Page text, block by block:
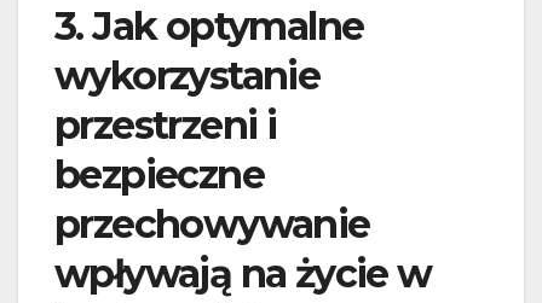
3. Jak optymalne
wykorzystanie
przestrzeni i
bezpieczne
przechowywanie
wpływają na życie w